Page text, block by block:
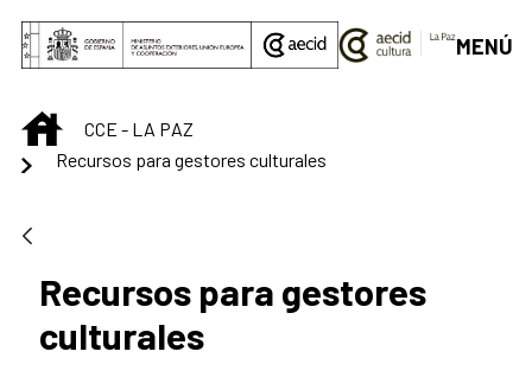
Saut au contenu principal
MENÚ
INICIOCCE - LA PAZ
Recursos para gestores culturales
Recursos para gestores
culturales